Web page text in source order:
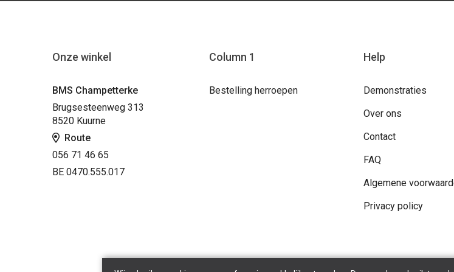
Onze winkel
BMS Champetterke
Brugsesteenweg 313
8520 Kuurne
Route
056 71 46 65
BE 0470.555.017
Column 1
Bestelling herroepen
Help
Demonstraties
Over ons
Contact
FAQ
Algemene
Privacy policy